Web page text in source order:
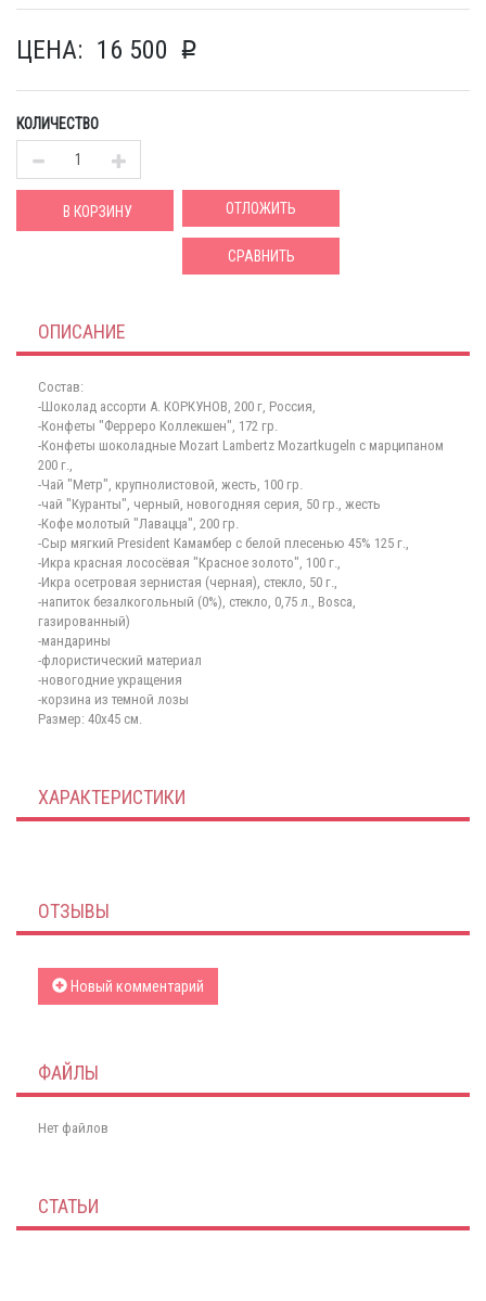
ЦЕНА: 16 500 p
КОЛИЧЕСТВО
В КОРЗИНУ ОТЛОЖИТЬ
СРАВНИТЬ
ОПИСАНИЕ
Состав:
-Шоколад ассорти А. КОРКУНОВ, 200 г, Россия,
-Конфеты "Ферреро Коллекшен", 172 гр.
-Конфеты шоколадные Mozart Lambertz Mozartkugeln с марципаном
200 г.,
-Чай "Метр", крупнолистовой, жесть, 100 гр.
-чай "Куранты", черный, новогодняя серия, 50 гр., жесть
-Кофе молотый "Лавацца", 200 гр.
-Сыр мягкий President Камамбер с белой плесенью 45% 125 г.,
-Икра красная лососёвая "Красное золото", 100 г.,
-Икра осетровая зернистая (черная), стекло, 50 г.,
-напиток безалкогольный (0%), стекло, 0,75 л., Bosca,
газированный)
-мандарины
-флористический материал
-новогодние укращения
-корзина из темной лозы
Размер: 40х45 см.
ХАРАКТЕРИСТИКИ
ОТЗЫВЫ
Новый комментарий
ФАЙЛЫ
Нет файлов
СТАТЬИ